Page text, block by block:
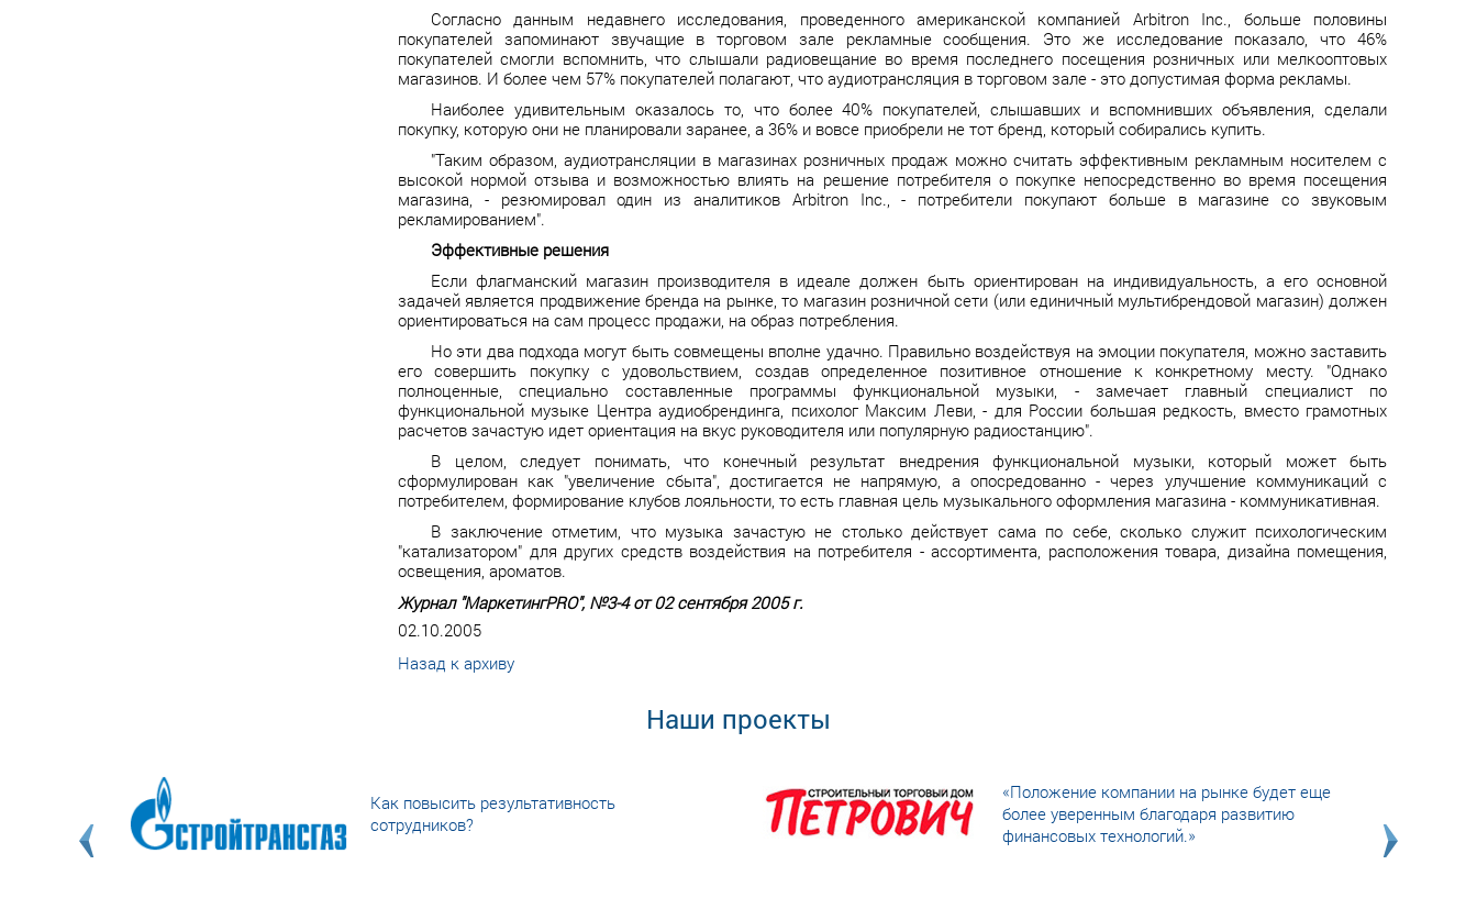
Согласно данным недавнего исследования, проведенного американской компанией Arbitron Inc., больше половины
покупателей запоминают звучащие в торговом зале рекламные сообщения. Это же исследование показало, что 46%
покупателей смогли вспомнить, что слышали радиовещание во время последнего посещения розничных или мелкооптовых
магазинов. И более чем 57% покупателей полагают, что аудиотрансляция в торговом зале - это допустимая форма рекламы.
Наиболее удивительным оказалось то, что более 40% покупателей, слышавших и вспомнивших объявления, сделали
покупку, которую они не планировали заранее, а 36% и вовсе приобрели не тот бренд, который собирались купить.
"Таким образом, аудиотрансляции в магазинах розничных продаж можно считать эффективным рекламным носителем с
высокой нормой отзыва и возможностью влиять на решение потребителя о покупке непосредственно во время посещения
магазина, - резюмировал один из аналитиков Arbitron Inc., - потребители покупают больше в магазине со звуковым
рекламированием".
Эффективные решения
Если флагманский магазин производителя в идеале должен быть ориентирован на индивидуальность, а его основной
задачей является продвижение бренда на рынке, то магазин розничной сети (или единичный мультибрендовой магазин) должен
ориентироваться на сам процесс продажи, на образ потребления.
Но эти два подхода могут быть совмещены вполне удачно. Правильно воздействуя на эмоции покупателя, можно заставить
его совершить покупку с удовольствием, создав определенное позитивное отношение к конкретному месту. "Однако
полноценные, специально составленные программы функциональной музыки, - замечает главный специалист по
функциональной музыке Центра аудиобрендинга, психолог Максим Леви, - для России большая редкость, вместо грамотных
расчетов зачастую идет ориентация на вкус руководителя или популярную радиостанцию".
В целом, следует понимать, что конечный результат внедрения функциональной музыки, который может быть
сформулирован как "увеличение сбыта", достигается не напрямую, а опосредованно - через улучшение коммуникаций с
потребителем, формирование клубов лояльности, то есть главная цель музыкального оформления магазина - коммуникативная.
В заключение отметим, что музыка зачастую не столько действует сама по себе, сколько служит психологическим
"катализатором" для других средств воздействия на потребителя - ассортимента, расположения товара, дизайна помещения,
освещения, ароматов.
Журнал "МаркетингPRO", №3-4 от 02 сентября 2005 г.
02.10.2005
Назад к архиву
Наши проекты
Как повысить результативность
сотрудников?
«Положение компании на рынке будет еще
более уверенным благодаря развитию
финансовых технологий.»